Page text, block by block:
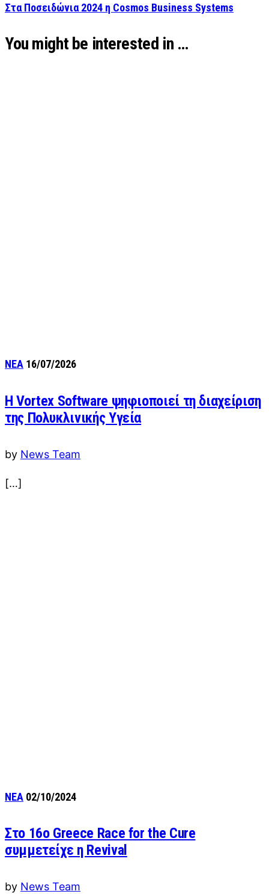
Στα Ποσειδώνια 2024 η Cosmos Business Systems
You might be interested in …
ΝΕΑ 16/07/2026
Η Vortex Software ψηφιοποιεί τη διαχείριση
της Πολυκλινικής Υγεία
by News Team
[…]
ΝΕΑ 02/10/2024
Στο 16ο Greece Race for the Cure
συμμετείχε η Revival
by News Team